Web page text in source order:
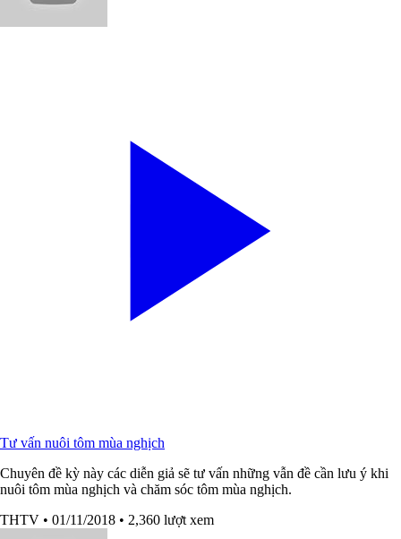
Tư vấn nuôi tôm mùa nghịch
Chuyên đề kỳ này các diễn giả sẽ tư vấn những vẫn đề cần lưu ý khi
nuôi tôm mùa nghịch và chăm sóc tôm mùa nghịch.
THTV • 01/11/2018 • 2,360 lượt xem